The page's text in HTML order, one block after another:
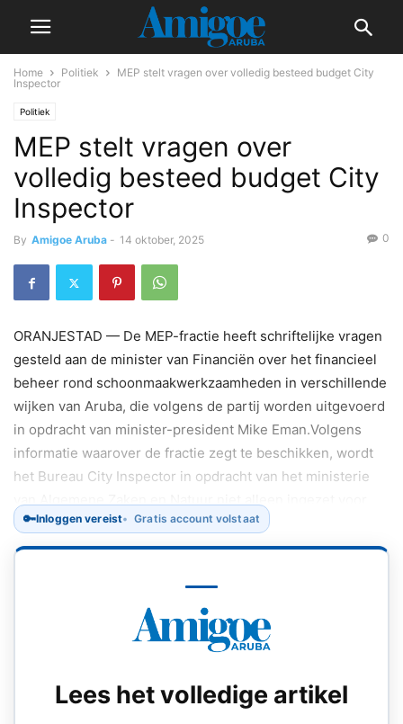
Home Politiek
MEP stelt vragen over volledig besteed budget City
Inspector
Politiek
MEP stelt vragen over
volledig besteed budget City
Inspector
By Amigoe Aruba - 14 oktober, 2025 0
ORANJESTAD — De MEP-fractie heeft schriftelijke vragen
gesteld aan de minister van Financiën over het financieel
beheer rond schoonmaakwerkzaamheden in verschillende
wijken van Aruba, die volgens de partij worden uitgevoerd
in opdracht van minister-president Mike Eman.Volgens
informatie waarover de fractie zegt te beschikken, wordt
het Bureau City Inspector in opdracht van het ministerie
het schoonmaken van openbare plekken, maar ook voor
het reinigen van privéterreinen met gebruik van publieke
🔑Inloggen vereist Gratis account volstaat
Lees het volledige artikel